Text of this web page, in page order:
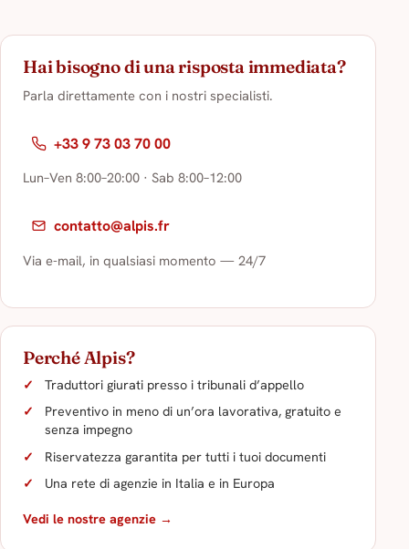
Hai bisogno di una risposta immediata?
Parla direttamente con i nostri specialisti.
+33 9 73 03 70 00
Lun–Ven 8:00–20:00 · Sab 8:00–12:00
contatto@alpis.fr
Via e-mail, in qualsiasi momento — 24/7
Perché Alpis?
Traduttori giurati presso i tribunali d’appello
Preventivo in meno di un’ora lavorativa, gratuito e
senza impegno
Riservatezza garantita per tutti i tuoi documenti
Una rete di agenzie in Italia e in Europa
Vedi le nostre agenzie →